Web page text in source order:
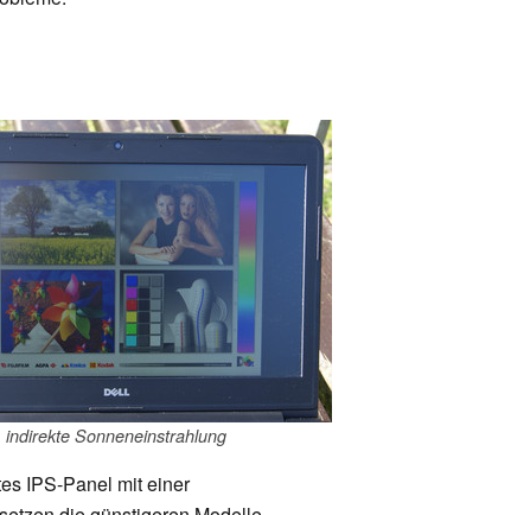
indirekte Sonneneinstrahlung
IPS-Panel mit einer